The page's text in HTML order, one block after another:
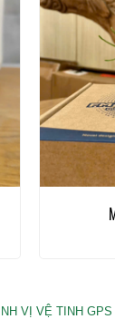
VỊ VỆ TINH